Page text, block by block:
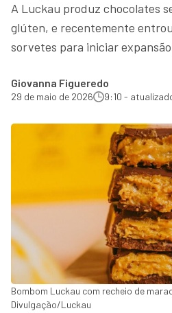
A Luckau produz chocolates
glúten, e recentemente
sorvetes para iniciar
Giovanna Figueredo
29 de maio de 2026 9:10 -
Bombom Luckau com recheio de
Divulgação/Luckau